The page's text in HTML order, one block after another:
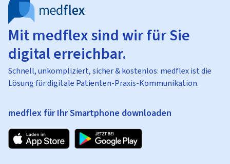
Mit medflex sind wir für Sie
digital erreichbar.
Schnell, unkompliziert, sicher & kostenlos: medflex ist die
Lösung für digitale Patienten-Praxis-Kommunikation.
medflex für Ihr Smartphone downloaden